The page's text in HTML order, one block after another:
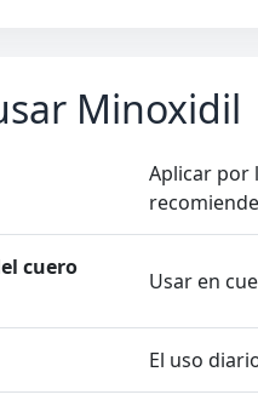
Minoxidil
Aplicar por
cuero
Usar en
El uso